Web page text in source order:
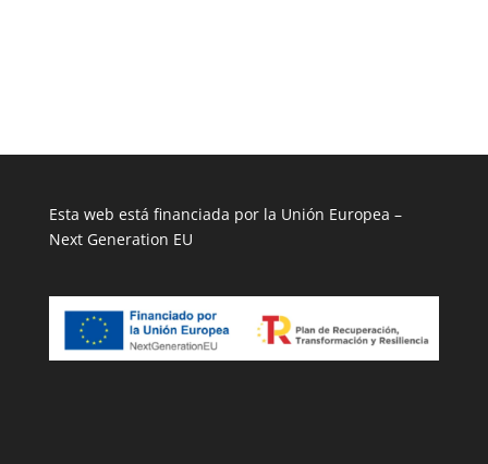
Esta web está financiada por la Unión Europea –
Next Generation EU